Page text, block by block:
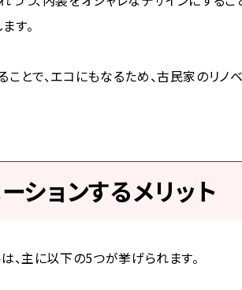
す。
とで、エコにもなるため、古民家のリノ
ションするメリット
、主に以下の5つが挙げられます。